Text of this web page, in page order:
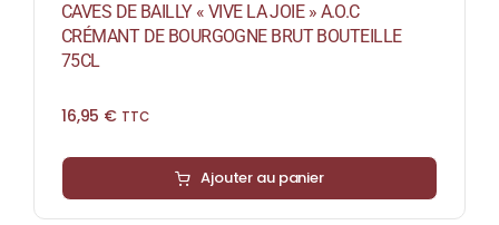
CAVES DE BAILLY « VIVE LA JOIE » A.O.C
CRÉMANT DE BOURGOGNE BRUT BOUTEILLE
75CL
16,95 € TTC
Ajouter au panier